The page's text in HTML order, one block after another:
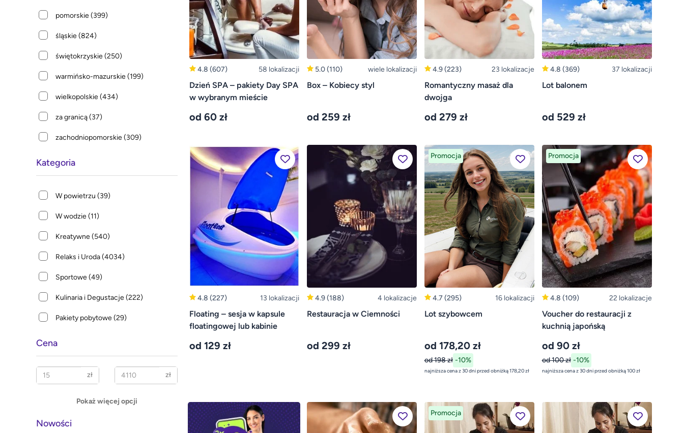
pomorskie(399)
śląskie(824)
świętokrzyskie(250)
warmińsko-mazurskie(199)
wielkopolskie(434)
za granicą(37)
zachodniopomorskie(309)
Kategoria
W powietrzu (39)
W wodzie(11)
Kreatywne(540)
Relaks i Uroda(4034)
Sportowe(49)
Kulinaria i Degustacje(222)
Pakiety pobytowe(29)
Cena
zł zł
Pokaż więcej opcji
Nowości
4.8 (607) 58 lokalizacji
Dzień SPA – pakiety Day SPA
w wybranym mieście
od 60 zł
5.0(110) wiele lokalizacji
Box – Kobiecy styl
od 259 zł
4.9(223) 23 lokalizacje
Romantyczny masaż dla
dwojga
od 279 zł
4.8 (369) 37 lokalizacji
Lot balonem
od 529 zł
4.8 (227) 13 lokalizacji
Floating – sesja w kapsule
floatingowej lub kabinie
od 129 zł
4.9(188) 4 lokalizacje
Restauracja w Ciemności
od 299 zł
Promocja
4.7(295) 16 lokalizacji
Lot szybowcem
od 178,20 zł
od 198 zł -10%
najniższa cena z 30 dni przed obniżką 178,20 zł
Promocja
4.8 (109) 22 lokalizacje
Voucher do restauracji z
kuchnią japońską
od 90 zł
od 100 zł -10%
najniższa cena z 30 dni przed obniżką 100 zł
Promocja